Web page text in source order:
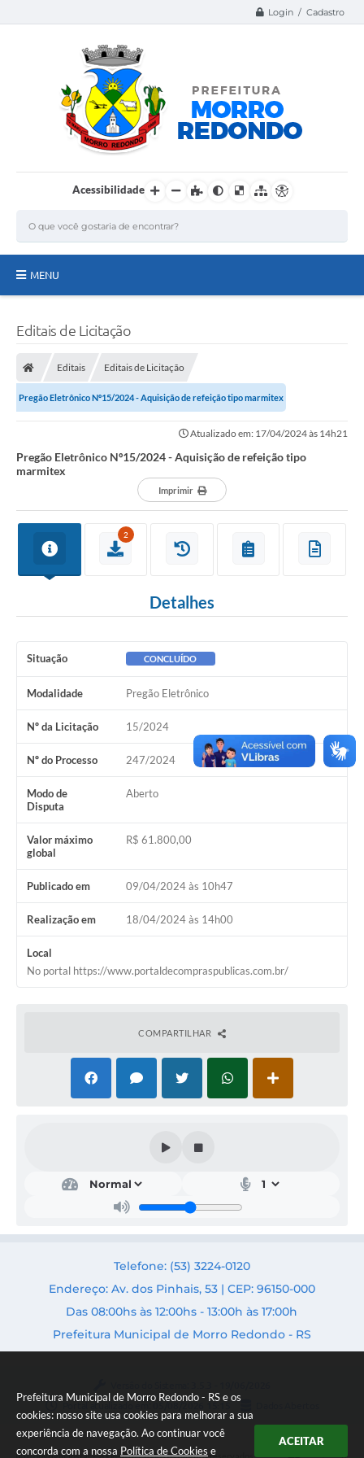
Prefeitura Municipal de Morro Redondo - RS e os
cookies: nosso site usa cookies para melhorar a sua
experiência de navegação. Ao continuar você
concorda com a nossa Política de Cookies e
ACEITAR
Login / Cadastro
Acessibilidade
MENU
Secretarias
Serviços Online
Ouvidoria
Transparência
Agenda
Acesso Rápido
Editais
Carta de Serviços
Arquivos para Download
Galeria de Vídeos
Projetos
Links
Editais de Licitação
Editais Editais de Licitação
Pregão Eletrônico Nº15/2024 - Aquisição de refeição tipo marmitex
Atualizado em: 17/04/2024 às 14h21
Pregão Eletrônico Nº15/2024 - Aquisição de refeição tipo
marmitex
Imprimir
2
Detalhes
Situação CONCLUÍDO
Modalidade Pregão Eletrônico
Nº da Licitação 15/2024
Nº do Processo 247/2024
Modo de
Disputa
Aberto
Valor máximo
global
R$ 61.800,00
Publicado em 09/04/2024 às 10h47
Realização em 18/04/2024 às 14h00
Local
No portal https://www.portaldecompraspublicas.com.br/
COMPARTILHAR
Telefone: (53) 3224-0120
Endereço: Av. dos Pinhais, 53 | CEP: 96150-000
Das 08:00hs às 12:00hs - 13:00h às 17:00h
Prefeitura Municipal de Morro Redondo - RS
Portal atualizado em: